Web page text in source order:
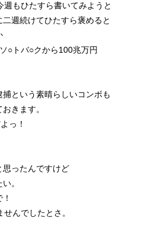
もひたすら書いてみようと
週続けてひたすら褒めると
○トバ○クから100兆万円
という素晴らしいコンボも
きます。
っ！
思ったんですけど
。
んでしたとさ。